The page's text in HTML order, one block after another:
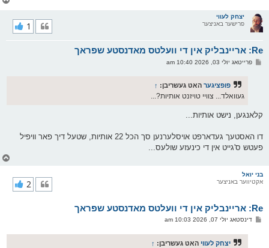
יצחק לעווי
פרישער באניצער
Re: אריינבליק אין די וועלטס מאדנסטע שפראך
1
פפרייטאג יולי 03, 2026 10:40 am
פופציגער האט געשריבן: ↑
געוואלד... צוויי טויזנט אותיות?...
קלאנגען, נישט אותיות...
דו האסטעך געדארפט אויסלערנען סך הכל 22 אותיות, שטעל דיך פאר וויפיל
פעטש ס'גייט אין די כינעזע שולעס...
בני יואל
אקטיווער באניצער
Re: אריינבליק אין די וועלטס מאדנסטע שפראך
2
פדינסטאג יולי 07, 2026 10:03 am
יצחק לעווי האט געשריבן: ↑